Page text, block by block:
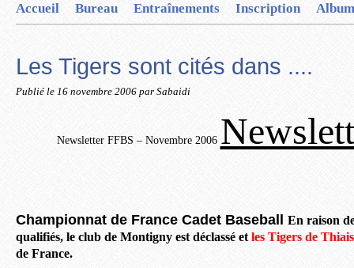
Accueil Bureau Entraînements Inscription
Les Tigers sont cités dans ....
Publié le 16 novembre 2006 par Sabaidi
Newsletter FFBS – Novembre 2006
Championnat de France Cadet Baseball En raison
qualifiés, le club de Montigny est déclassé et les Tigers de Thiais
de France.